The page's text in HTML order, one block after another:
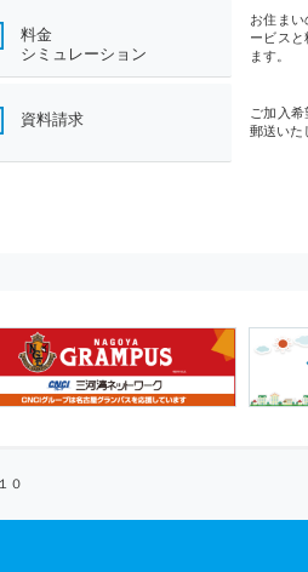
料金
シミュレーション
お住ま
ービス
ます。
資料請求
ご加入
郵送いた
０